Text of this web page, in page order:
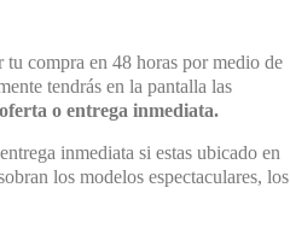
compra en 48 horas por medio de
tendrás en la pantalla las
o entrega inmediata.
inmediata si estas ubicado en
los modelos espectaculares, los